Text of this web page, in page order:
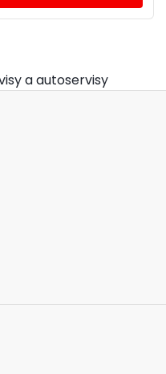
a autoservisy